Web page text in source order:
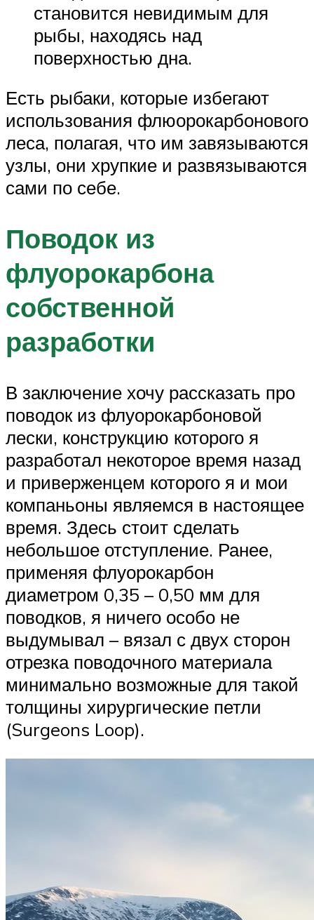
становится невидимым для
рыбы, находясь над
поверхностью дна.
Есть рыбаки, которые избегают
использования флюорокарбонового
леса, полагая, что им завязываются
узлы, они хрупкие и развязываются
сами по себе.
Поводок из
флуорокарбона
собственной
разработки
В заключение хочу рассказать про
поводок из флуорокарбоновой
лески, конструкцию которого я
разработал некоторое время назад
и приверженцем которого я и мои
компаньоны являемся в настоящее
время. Здесь стоит сделать
небольшое отступление. Ранее,
применяя флуорокарбон
диаметром 0,35 – 0,50 мм для
поводков, я ничего особо не
выдумывал – вязал с двух сторон
отрезка поводочного материала
минимально возможные для такой
толщины хирургические петли
(Surgeons Loop).